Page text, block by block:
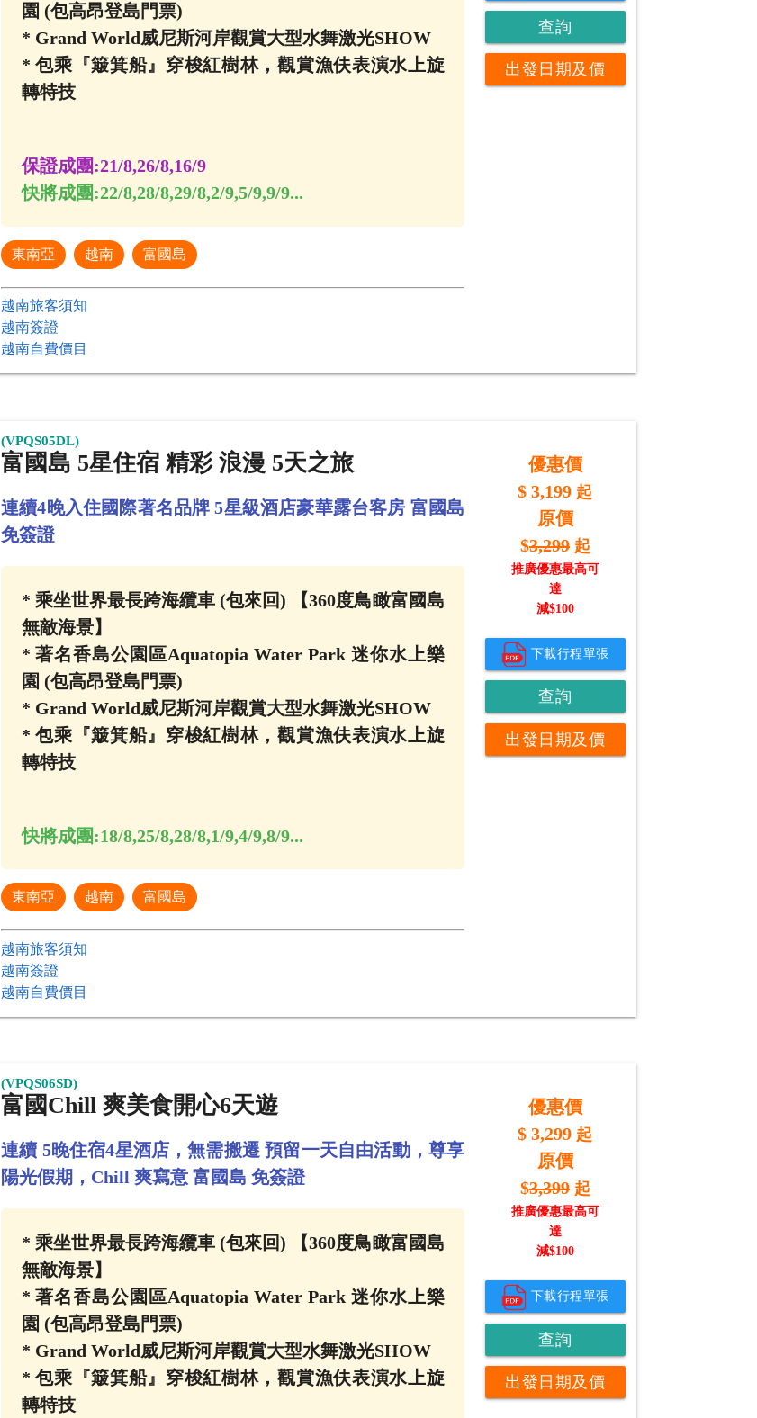
園 (包高昂登島門票)
* Grand World威尼斯河岸觀賞大型水舞激光SHOW
* 包乘『簸箕船』穿梭紅樹林，觀賞漁伕表演水上旋
轉特技
保證成團:21/8,26/8,16/9
快將成團:22/8,28/8,29/8,2/9,5/9,9/9...
東南亞 越南 富國島
越南旅客須知
越南簽證
越南自費價目
查詢
出發日期及價
(VPQS05DL)
富國島 5星住宿 精彩 浪漫 5天之旅
連續4晚入住國際著名品牌 5星級酒店豪華露台客房 富國島
免簽證
* 乘坐世界最長跨海纜車 (包來回) 【360度鳥瞰富國島
無敵海景】
* 著名香島公園區Aquatopia Water Park 迷你水上樂
園 (包高昂登島門票)
* Grand World威尼斯河岸觀賞大型水舞激光SHOW
* 包乘『簸箕船』穿梭紅樹林，觀賞漁伕表演水上旋
轉特技
快將成團:18/8,25/8,28/8,1/9,4/9,8/9...
東南亞 越南 富國島
越南旅客須知
越南簽證
越南自費價目
優惠價
$3,199 起
原價
$3,299 起
推廣優惠最高可
達
減$100
下載行程單張
查詢
出發日期及價
(VPQS06SD)
富國Chill 爽美食開心6天遊
連續 5晚住宿4星酒店，無需搬遷 預留一天自由活動，尊享
陽光假期，Chill 爽寫意 富國島 免簽證
* 乘坐世界最長跨海纜車 (包來回) 【360度鳥瞰富國島
無敵海景】
* 著名香島公園區Aquatopia Water Park 迷你水上樂
園 (包高昂登島門票)
* Grand World威尼斯河岸觀賞大型水舞激光SHOW
* 包乘『簸箕船』穿梭紅樹林，觀賞漁伕表演水上旋
轉特技
優惠價
$3,299 起
原價
$3,399 起
推廣優惠最高可
達
減$100
下載行程單張
查詢
出發日期及價